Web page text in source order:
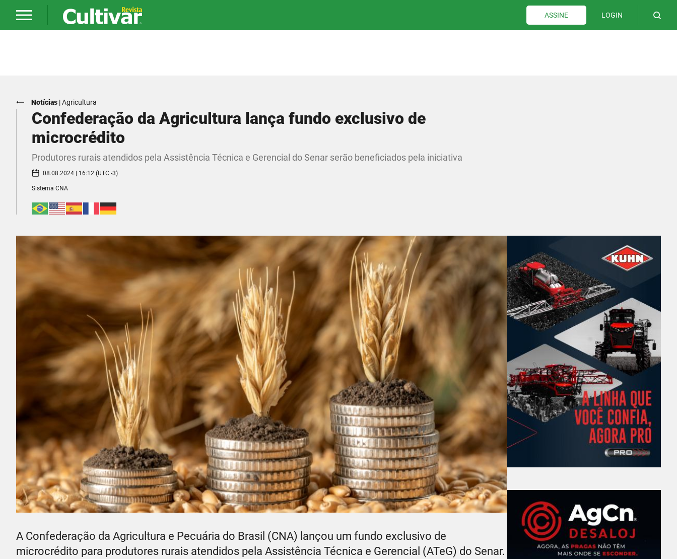
ASSINE LOGIN
Notícias |Agricultura
Confederação da Agricultura lança fundo exclusivo de
microcrédito
Produtores rurais atendidos pela Assistência Técnica e Gerencial do Senar serão beneficiados pela iniciativa
08.08.2024 | 16:12 (UTC -3)
Sistema CNA
A Confederação da Agricultura e Pecuária do Brasil (CNA) lançou um fundo exclusivo de
microcrédito para produtores rurais atendidos pela Assistência Técnica e Gerencial (ATeG) do Senar.